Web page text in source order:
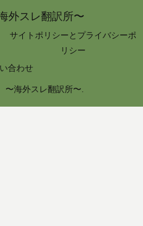
スレ翻訳所〜
サイトポリシーとプライバシーポ
リシー
合わせ
海外スレ翻訳所〜.